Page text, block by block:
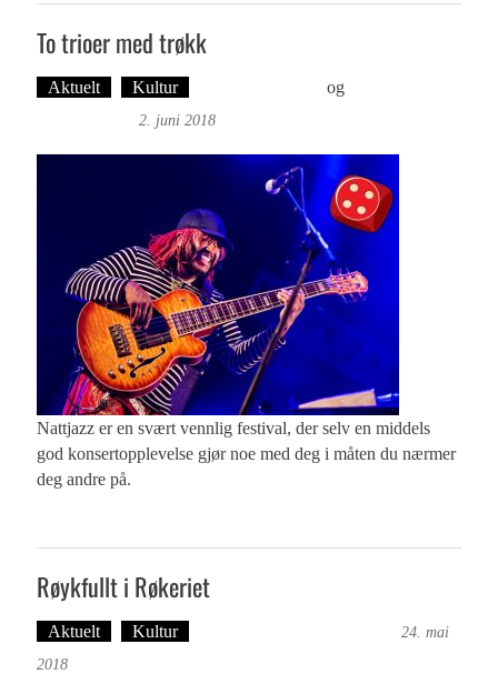
To trioer med trøkk
Aktuelt Kultur og
2. juni 2018
Nattjazz er en svært vennlig festival, der selv en middels
god konsertopplevelse gjør noe med deg i måten du nærmer
deg andre på.
Røykfullt i Røkeriet
Aktuelt Kultur
24. mai
2018